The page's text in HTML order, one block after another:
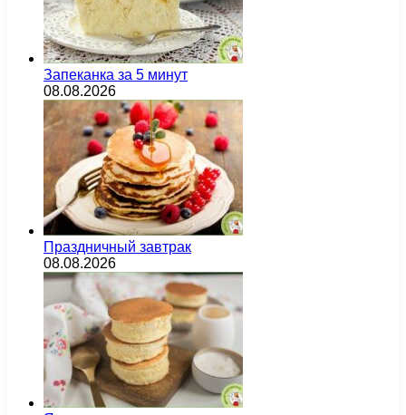
Запеканка за 5 минут
08.08.2026
Праздничный завтрак
08.08.2026